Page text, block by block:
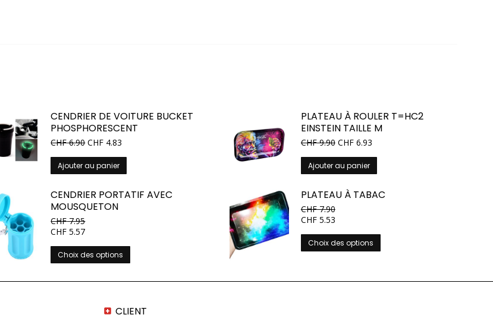
CENDRIER DE VOITURE BUCKET
PHOSPHORESCENT
CHF6.90 CHF 4.83
Ajouter au panier
PLATEAU À ROULER T=HC2
EINSTEIN TAILLE M
CHF9.90 CHF6.93
Ajouter au panier
CENDRIER PORTATIF AVEC
MOUSQUETON
CHF7.95
CHF 5.57
Choix des options
produit
Les
PLATEAU À TABAC
CHF7.90
CHF5.53
Choix des options
produit
CLIENT